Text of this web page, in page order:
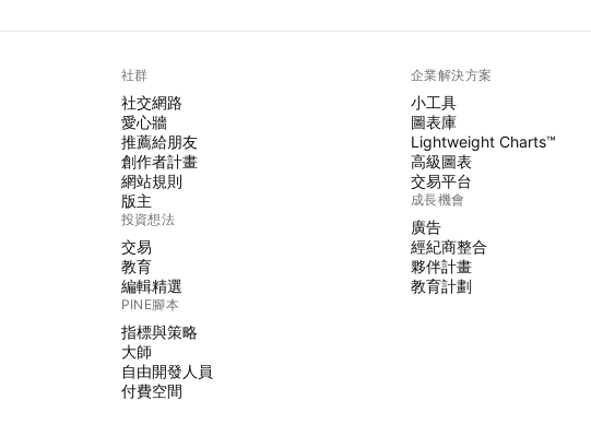
社群
社交網路
愛心牆
推薦給朋友
創作者計畫
網站規則
版主
投資想法
交易
教育
編輯精選
PINE腳本
指標與策略
大師
自由開發人員
付費空間
企業解決方案
小工具
圖表庫
Lightweight Charts™
高級圖表
交易平台
成長機會
廣告
經紀商整合
夥伴計畫
教育計劃